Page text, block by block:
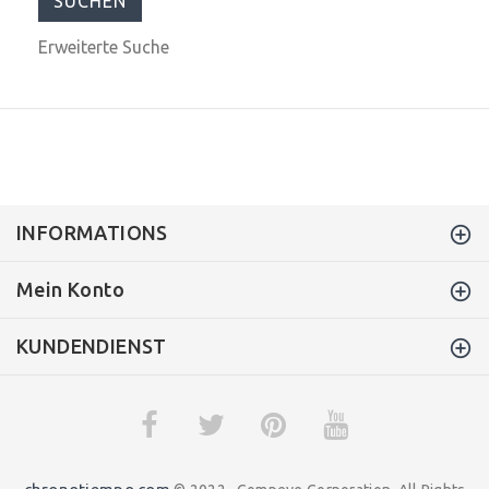
Erweiterte Suche
INFORMATIONS
Mein Konto
KUNDENDIENST